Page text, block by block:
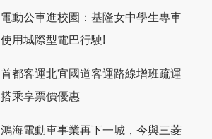
電動公車進校園：基隆女中學生專車
使用城際型電巴行駛!
首都客運北宜國道客運路線增班疏運
搭乘享票價優惠
鴻海電動車事業再下一城，今與三菱